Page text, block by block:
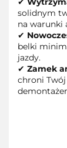
solidnym
na warunki
✔
belki
jazdy.
✔ Zamek
chroni